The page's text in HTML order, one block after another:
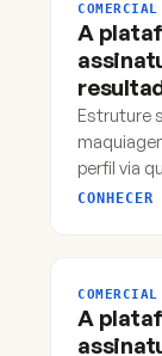
A
Estruture
perfil via
A